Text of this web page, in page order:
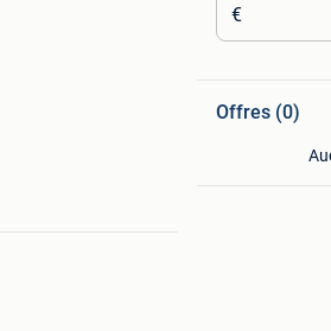
€
Offres (0)